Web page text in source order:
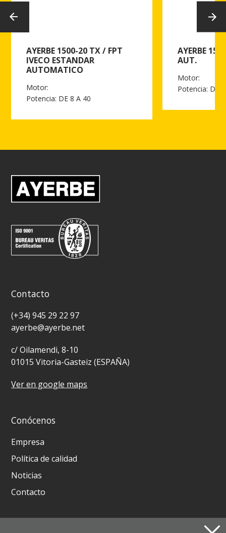
AYERBE 1500-20 TX / FPT
IVECO ESTANDAR
AUTOMATICO
Motor:
Potencia: DE 8 A 40
AYERBE
AUT.
Motor:
Potencia: DE
Contacto
(+34) 945 29 22 97
ayerbe@ayerbe.net
c/ Oilamendi, 8-10
01015 Vitoria-Gasteiz (ESPAÑA)
Ver en google maps
Conócenos
Empresa
Política de calidad
Noticias
Contacto